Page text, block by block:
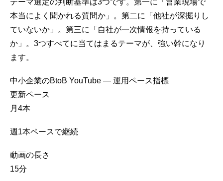
本当によく聞かれる質問か」。第二に「他社が深掘りし
ていないか」。第三に「自社が一次情報を持っている
か」。3つすべてに当てはまるテーマが、強い幹になり
ます。
中小企業のBtoB YouTube ― 運用ペース指標
更新ペース
月4本
週1本ペースで継続
動画の長さ
15分